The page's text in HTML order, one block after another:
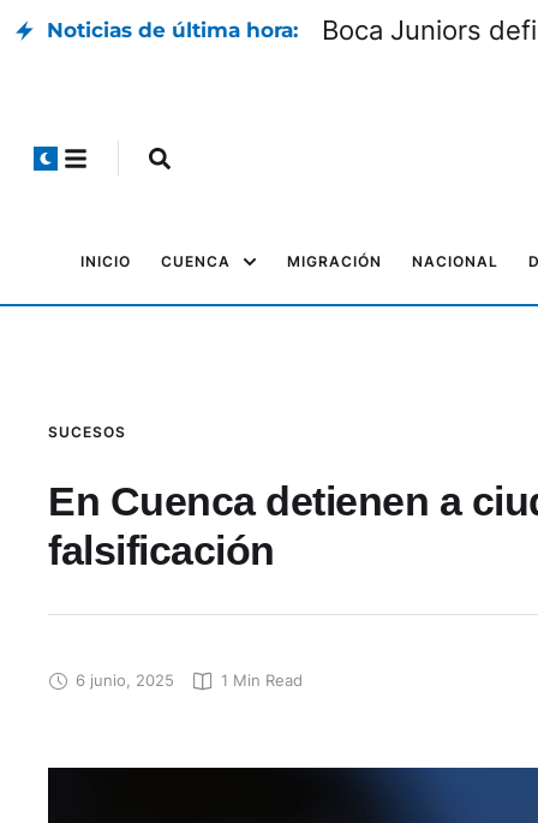
Noticias de última hora: Boca Juniors
INICIO CUENCA MIGRACIÓN NACIONAL
SUCESOS
En Cuenca detienen a
falsificación
6 junio, 2025 1 Min Read